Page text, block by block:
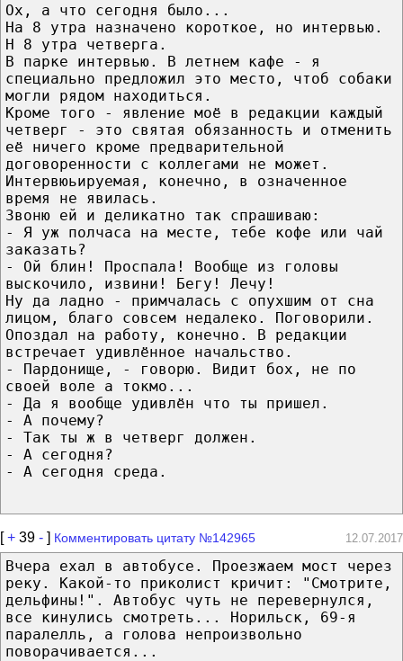
Ох, а что сегодня было...
На 8 утра назначено короткое, но интервью.
Н 8 утра четверга.
В парке интервью. В летнем кафе - я
специально предложил это место, чтоб собаки
могли рядом находиться.
Кроме того - явление моё в редакции каждый
четверг - это святая обязанность и отменить
её ничего кроме предварительной
договоренности с коллегами не может.
Интервюьируемая, конечно, в означенное
время не явилась.
Звоню ей и деликатно так спрашиваю:
- Я уж полчаса на месте, тебе кофе или чай
заказать?
- Ой блин! Проспала! Вообще из головы
выскочило, извини! Бегу! Лечу!
Ну да ладно - примчалась с опухшим от сна
лицом, благо совсем недалеко. Поговорили.
Опоздал на работу, конечно. В редакции
встречает удивлённое начальство.
- Пардонище, - говорю. Видит бох, не по
своей воле а токмо...
- Да я вообще удивлён что ты пришел.
- А почему?
- Так ты ж в четверг должен.
- А сегодня?
- А сегодня среда.
[+ 39 - ] Комментировать цитату №142965 12.07.2017
Вчера ехал в автобусе. Проезжаем мост через
реку. Какой-то приколист кричит: "Смотрите,
дельфины!". Автобус чуть не перевернулся,
все кинулись смотреть... Норильск, 69-я
паралелль, а голова непроизвольно
поворачивается...